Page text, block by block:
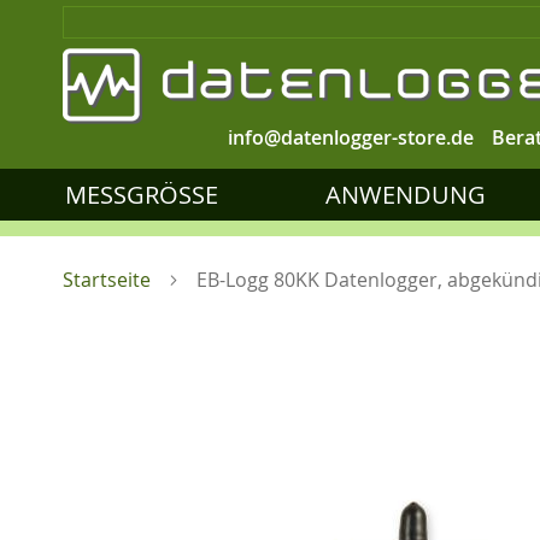
info@datenlogger-store.de
MESSGRÖSSE ANWENDUNG
Startseite EB-Logg 80KK Datenlogger,